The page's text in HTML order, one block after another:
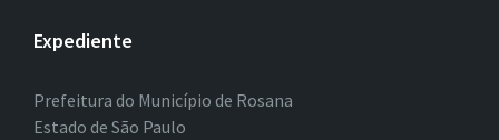
Expediente
Prefeitura do Município de Rosana
Estado de São Paulo